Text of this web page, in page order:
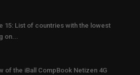
15: List of countries with the lowest
on...
of the iBall CompBook Netizen 4G